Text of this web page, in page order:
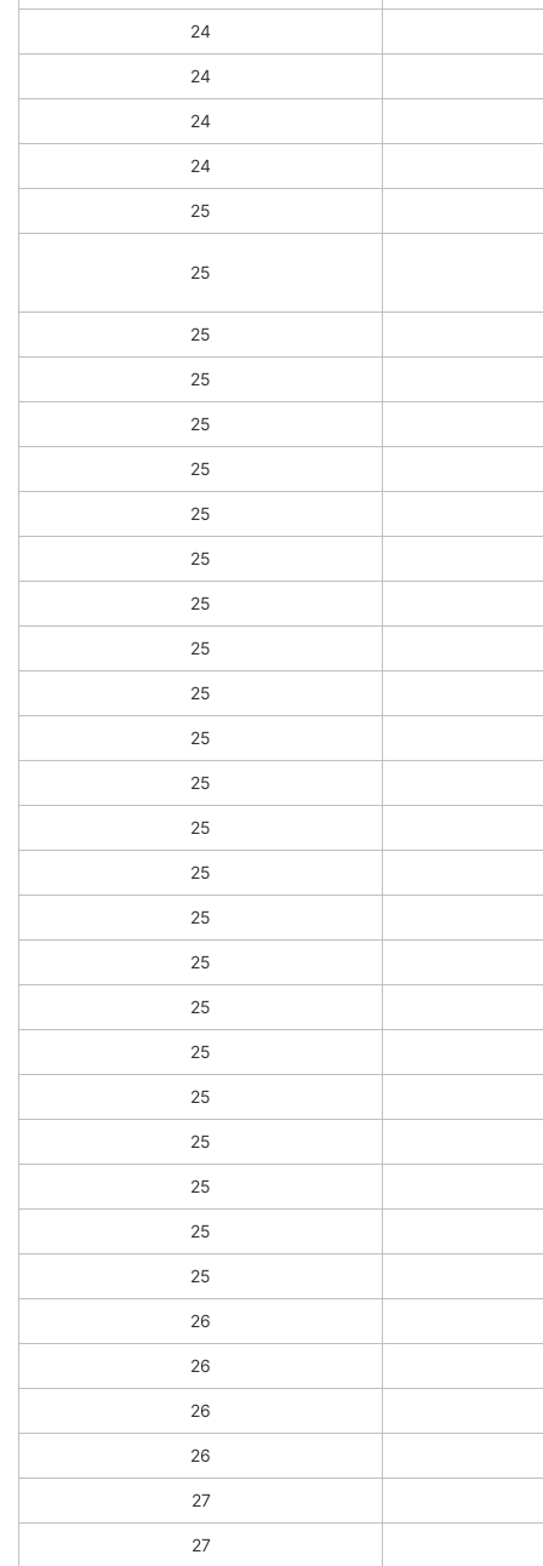
24
24
24
24
25
25
25
25
25
25
25
25
25
25
25
25
25
25
25
25
25
25
25
25
25
25
25
25
26
26
26
26
27
27